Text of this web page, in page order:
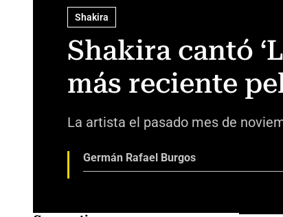
Shakira
Shakira cantó
más reciente
La artista el pasado mes de
Germán Rafael Burgos